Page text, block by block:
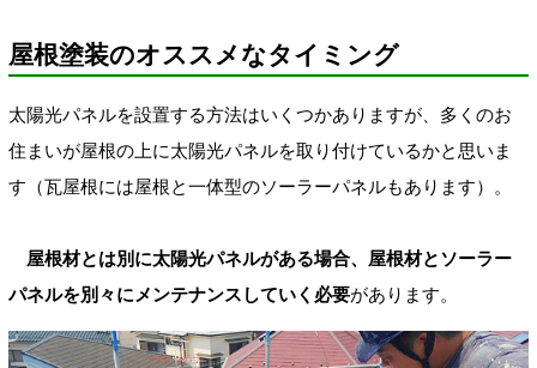
屋根塗装のオススメなタイミング
太陽光パネルを設置する方法はいくつかありますが、多くのお
住まいが屋根の上に太陽光パネルを取り付けているかと思いま
す（瓦屋根には屋根と一体型のソーラーパネルもあります）。
屋根材とは別に太陽光パネルがある場合、屋根材とソーラー
パネルを別々にメンテナンスしていく必要があります。